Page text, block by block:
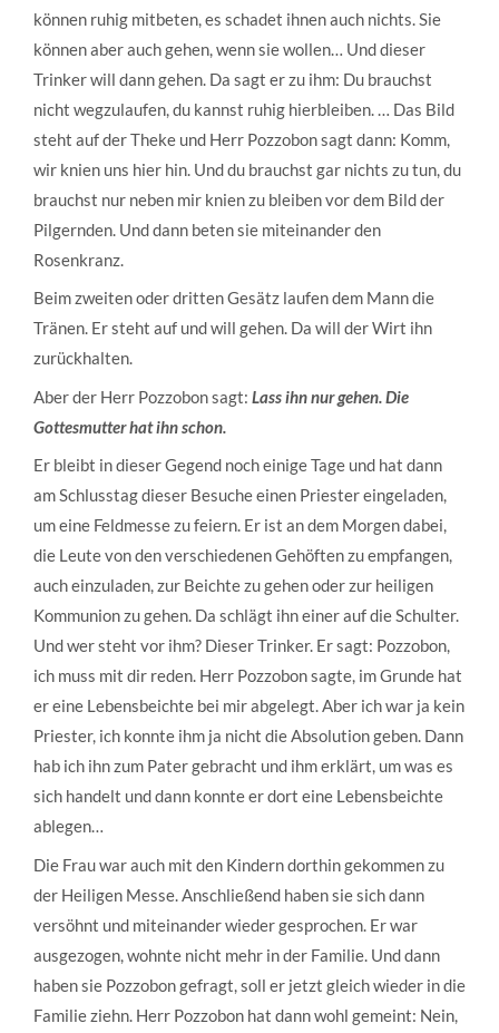
können ruhig mitbeten, es schadet ihnen auch nichts. Sie
können aber auch gehen, wenn sie wollen… Und dieser
Trinker will dann gehen. Da sagt er zu ihm: Du brauchst
nicht wegzulaufen, du kannst ruhig hierbleiben. … Das Bild
steht auf der Theke und Herr Pozzobon sagt dann: Komm,
wir knien uns hier hin. Und du brauchst gar nichts zu tun, du
brauchst nur neben mir knien zu bleiben vor dem Bild der
Pilgernden. Und dann beten sie miteinander den
Rosenkranz.
Beim zweiten oder dritten Gesätz laufen dem Mann die
Tränen. Er steht auf und will gehen. Da will der Wirt ihn
zurückhalten.
Aber der Herr Pozzobon sagt: Lass ihn nur gehen. Die
Gottesmutter hat ihn schon.
Er bleibt in dieser Gegend noch einige Tage und hat dann
am Schlusstag dieser Besuche einen Priester eingeladen,
um eine Feldmesse zu feiern. Er ist an dem Morgen dabei,
die Leute von den verschiedenen Gehöften zu empfangen,
auch einzuladen, zur Beichte zu gehen oder zur heiligen
Kommunion zu gehen. Da schlägt ihn einer auf die Schulter.
Und wer steht vor ihm? Dieser Trinker. Er sagt: Pozzobon,
ich muss mit dir reden. Herr Pozzobon sagte, im Grunde hat
er eine Lebensbeichte bei mir abgelegt. Aber ich war ja kein
Priester, ich konnte ihm ja nicht die Absolution geben. Dann
hab ich ihn zum Pater gebracht und ihm erklärt, um was es
sich handelt und dann konnte er dort eine Lebensbeichte
ablegen…
Die Frau war auch mit den Kindern dorthin gekommen zu
der Heiligen Messe. Anschließend haben sie sich dann
versöhnt und miteinander wieder gesprochen. Er war
ausgezogen, wohnte nicht mehr in der Familie. Und dann
haben sie Pozzobon gefragt, soll er jetzt gleich wieder in die
Familie ziehn. Herr Pozzobon hat dann wohl gemeint: Nein,